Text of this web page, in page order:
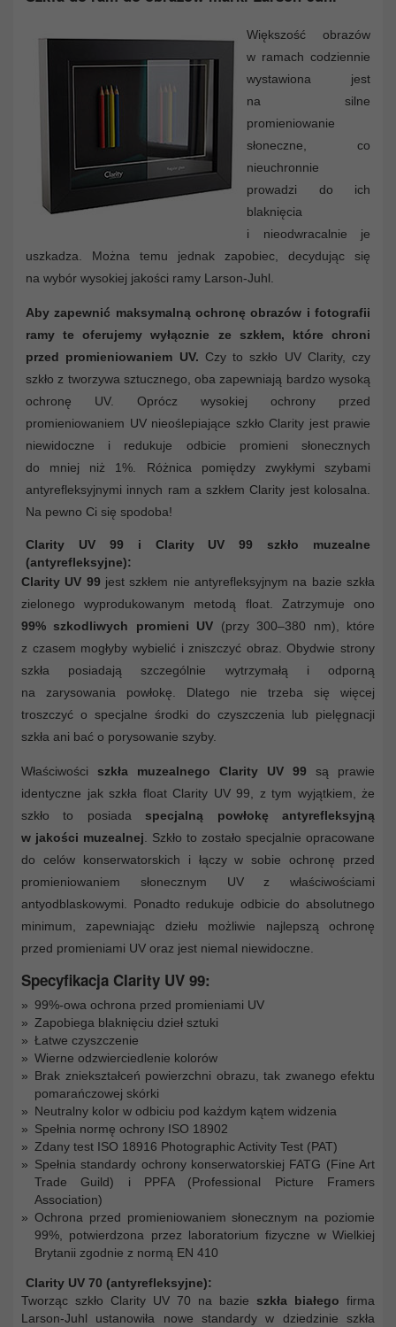
Większość obrazów
w ramach codziennie
wystawiona jest
na silne
promieniowanie
słoneczne, co
nieuchronnie
prowadzi do ich
blaknięcia
i nieodwracalnie je
uszkadza. Można temu jednak zapobiec, decydując się
na wybór wysokiej jakości ramy Larson-Juhl.
Aby zapewnić maksymalną ochronę obrazów i fotografii
ramy te oferujemy wyłącznie ze szkłem, które chroni
przed promieniowaniem UV. Czy to szkło UV Clarity, czy
szkło z tworzywa sztucznego, oba zapewniają bardzo wysoką
ochronę UV. Oprócz wysokiej ochrony przed
promieniowaniem UV nieoślepiające szkło Clarity jest prawie
niewidoczne i redukuje odbicie promieni słonecznych
do mniej niż 1%. Różnica pomiędzy zwykłymi szybami
antyrefleksyjnymi innych ram a szkłem Clarity jest kolosalna.
Na pewno Ci się spodoba!
Clarity UV 99 i Clarity UV 99 szkło muzealne
(antyrefleksyjne):
Clarity UV 99 jest szkłem nie antyrefleksyjnym na bazie szkła
zielonego wyprodukowanym metodą float. Zatrzymuje ono
99% szkodliwych promieni UV (przy 300–380 nm), które
z czasem mogłyby wybielić i zniszczyć obraz. Obydwie strony
szkła posiadają szczególnie wytrzymałą i odporną
na zarysowania powłokę. Dlatego nie trzeba się więcej
troszczyć o specjalne środki do czyszczenia lub pielęgnacji
szkła ani bać o porysowanie szyby.
Właściwości szkła muzealnego Clarity UV 99 są prawie
identyczne jak szkła float Clarity UV 99, z tym wyjątkiem, że
szkło to posiada specjalną powłokę antyrefleksyjną
w jakości muzealnej . Szkło to zostało specjalnie opracowane
do celów konserwatorskich i łączy w sobie ochronę przed
promieniowaniem słonecznym UV z właściwościami
antyodblaskowymi. Ponadto redukuje odbicie do absolutnego
minimum, zapewniając dziełu możliwie najlepszą ochronę
przed promieniami UV oraz jest niemal niewidoczne.
Specyfikacja Clarity UV 99:
99%-owa ochrona przed promieniami UV
Zapobiega blaknięciu dzieł sztuki
Łatwe czyszczenie
Wierne odzwierciedlenie kolorów
Brak zniekształceń powierzchni obrazu, tak zwanego efektu
pomarańczowej skórki
Neutralny kolor w odbiciu pod każdym kątem widzenia
Spełnia normę ochrony ISO 18902
Zdany test ISO 18916 Photographic Activity Test (PAT)
Spełnia standardy ochrony konserwatorskiej FATG (Fine Art
Trade Guild) i PPFA (Professional Picture Framers
Association)
Ochrona przed promieniowaniem słonecznym na poziomie
99%, potwierdzona przez laboratorium fizyczne w Wielkiej
Brytanii zgodnie z normą EN 410
Clarity UV 70 (antyrefleksyjne):
Tworząc szkło Clarity UV 70 na bazie szkła białego firma
Larson-Juhl ustanowiła nowe standardy w dziedzinie szkła